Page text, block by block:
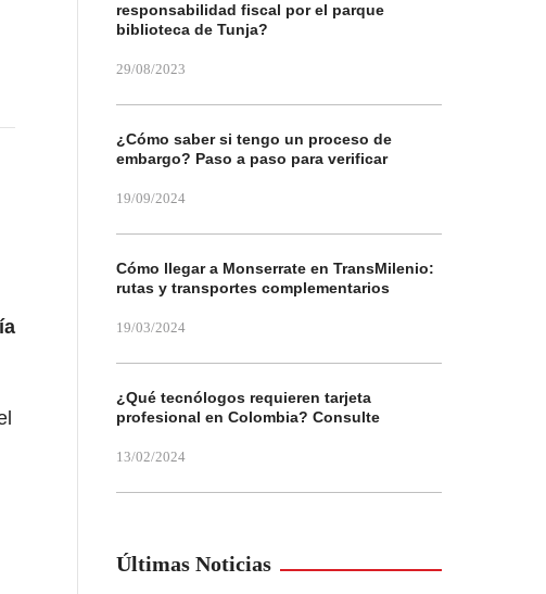
responsabilidad fiscal por el parque
biblioteca de Tunja?
29/08/2023
¿Cómo saber si tengo un proceso de
embargo? Paso a paso para verificar
19/09/2024
Cómo llegar a Monserrate en TransMilenio:
rutas y transportes complementarios
19/03/2024
¿Qué tecnólogos requieren tarjeta
profesional en Colombia? Consulte
13/02/2024
Últimas Noticias